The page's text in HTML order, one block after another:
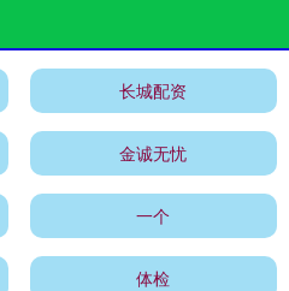
长城配资
金诚无忧
一个
体检